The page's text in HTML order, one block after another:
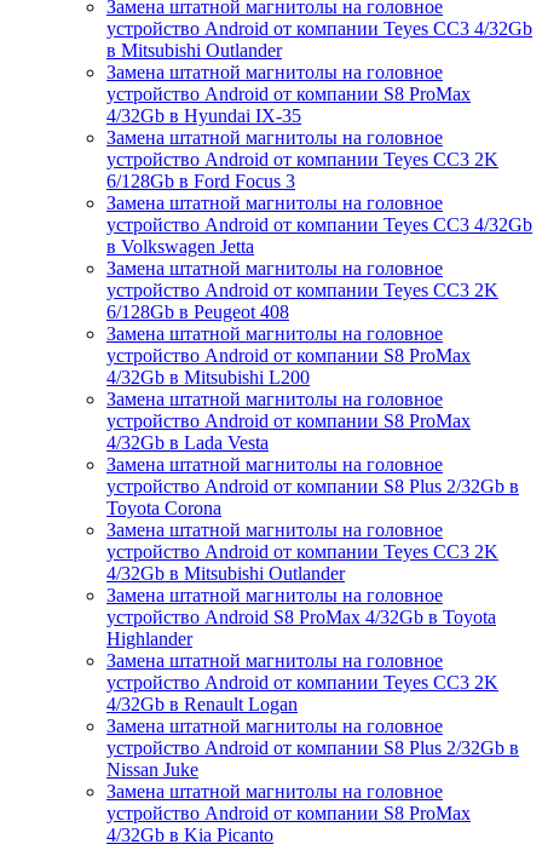
Замена штатной магнитолы на головное
устройство Android от компании Teyes CC3 4/32Gb
в Mitsubishi Outlander
Замена штатной магнитолы на головное
устройство Android от компании S8 ProMax
4/32Gb в Hyundai IX-35
Замена штатной магнитолы на головное
устройство Android от компании Teyes CC3 2K
6/128Gb в Ford Focus 3
Замена штатной магнитолы на головное
устройство Android от компании Teyes CC3 4/32Gb
в Volkswagen Jetta
Замена штатной магнитолы на головное
устройство Android от компании Teyes CC3 2K
6/128Gb в Peugeot 408
Замена штатной магнитолы на головное
устройство Android от компании S8 ProMax
4/32Gb в Mitsubishi L200
Замена штатной магнитолы на головное
устройство Android от компании S8 ProMax
4/32Gb в Lada Vesta
Замена штатной магнитолы на головное
устройство Android от компании S8 Plus 2/32Gb в
Toyota Corona
Замена штатной магнитолы на головное
устройство Android от компании Teyes CC3 2K
4/32Gb в Mitsubishi Outlander
Замена штатной магнитолы на головное
устройство Android S8 ProMax 4/32Gb в Toyota
Highlander
Замена штатной магнитолы на головное
устройство Android от компании Teyes CC3 2K
4/32Gb в Renault Logan
Замена штатной магнитолы на головное
устройство Android от компании S8 Plus 2/32Gb в
Nissan Juke
Замена штатной магнитолы на головное
устройство Android от компании S8 ProMax
4/32Gb в Kia Picanto